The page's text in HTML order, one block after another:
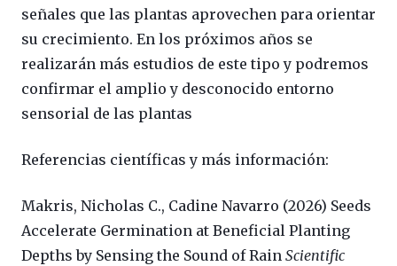
señales que las plantas aprovechen para orientar
su crecimiento. En los próximos años se
realizarán más estudios de este tipo y podremos
confirmar el amplio y desconocido entorno
sensorial de las plantas
Referencias científicas y más información:
Makris, Nicholas C., Cadine Navarro (2026) Seeds
Accelerate Germination at Beneficial Planting
Depths by Sensing the Sound of Rain Scientific